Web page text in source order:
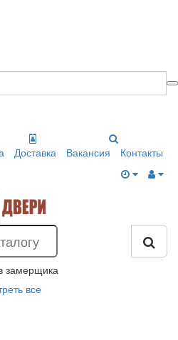
Доставка Вакансия Контакты
замерщика
все